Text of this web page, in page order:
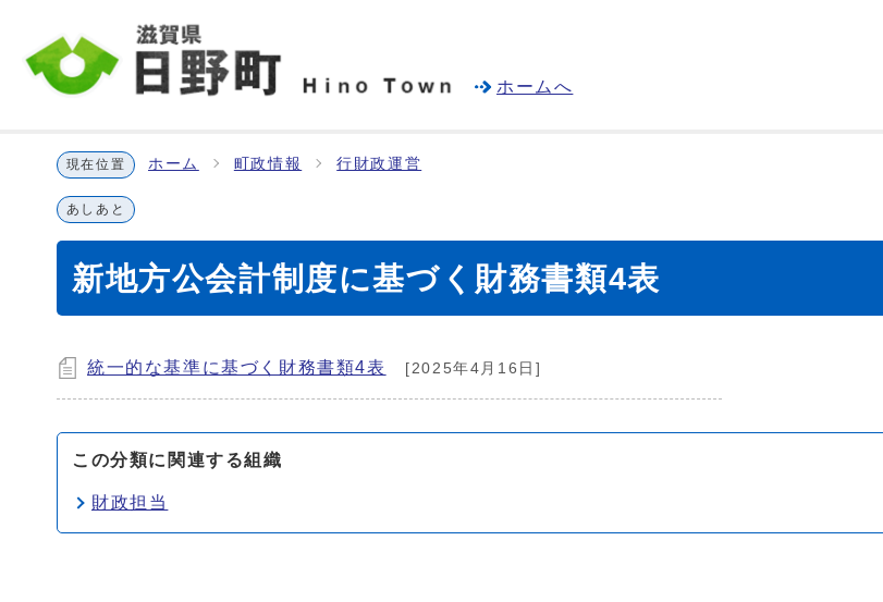
ホームへ
現在位置 ホーム 町政情報 行財政運営
あしあと
新地方公会計制度に基づく財務書類4表
統一的な基準に基づく財務書類4表 [2025年4月16日]
この分類に関連する組織
財政担当